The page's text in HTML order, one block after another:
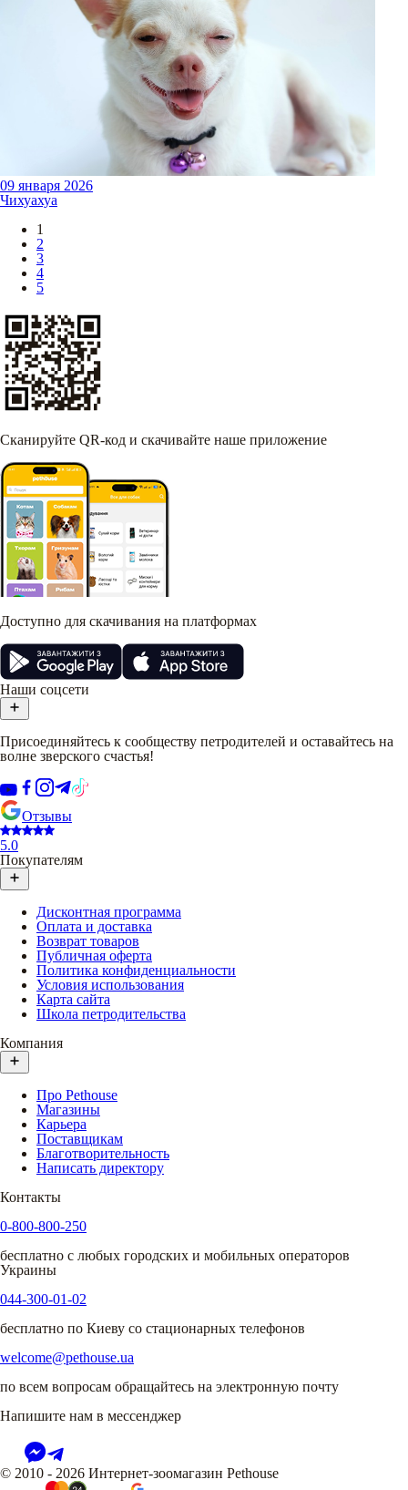
09 января 2026
Чихуахуа
1
2
3
4
5
Сканируйте QR-код и скачивайте наше приложение
Доступно для скачивания на платформах
Наши соцсети
Присоединяйтесь к сообществу петродителей и оставайтесь на
волне зверского счастья!
Отзывы
5.0
Покупателям
Дисконтная программа
Оплата и доставка
Возврат товаров
Публичная оферта
Политика конфиденциальности
Условия использования
Карта сайта
Школа петродительства
Компания
Про Pethouse
Магазины
Карьера
Поставщикам
Благотворительность
Написать директору
Контакты
0-800-800-250
бесплатно с любых городских и мобильных операторов
Украины
044-300-01-02
бесплатно по Киеву со стационарных телефонов
welcome@pethouse.ua
по всем вопросам обращайтесь на электронную почту
Напишите нам в мессенджер
© 2010 - 2026 Интернет-зоомагазин Pethouse